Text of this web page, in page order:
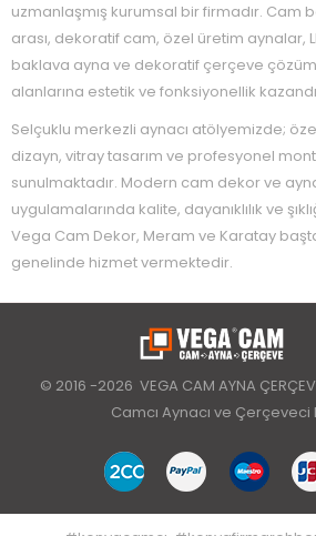
uzmanlaşmış kurumsal bir firmadır. Cam
arası, dekoratif cam, özel üretim aynalar,
baklava ayna ve dekoratif çerçeve
alanlarına estetik ve fonksiyonellik
Selçuklu merkezli aynacı atölyemizde;
dizayn, vitray tasarım ve profesyonel
sunulmaktadır. Modern cam dekor ve
uygulamalarında kalite, dayanıklılık ve
Vega Cam Dekor, Meram ve Karatay
genelinde hizmet vermektedir.
© 2016 -2026 VEGA CAM AYNA
Camcı Aynacı ve